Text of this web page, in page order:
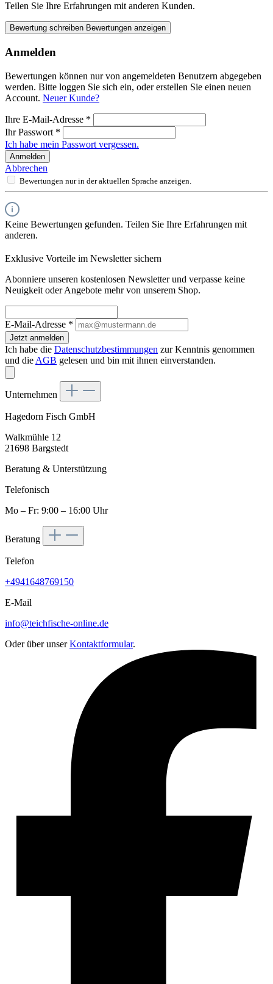
Teilen Sie Ihre Erfahrungen mit anderen Kunden.
Bewertung schreiben Bewertungen anzeigen
Anmelden
Bewertungen können nur von angemeldeten Benutzern abgegeben
werden. Bitte loggen Sie sich ein, oder erstellen Sie einen neuen
Account. Neuer Kunde?
Ihre E-Mail-Adresse *
Ihr Passwort *
Ich habe mein Passwort vergessen.
Anmelden
Abbrechen
Bewertungen nur in der aktuellen Sprache anzeigen.
Keine Bewertungen gefunden. Teilen Sie Ihre Erfahrungen mit
anderen.
Exklusive Vorteile im Newsletter sichern
Abonniere unseren kostenlosen Newsletter und verpasse keine
Neuigkeit oder Angebote mehr von unserem Shop.
E-Mail-Adresse *
Jetzt anmelden
Ich habe die Datenschutzbestimmungen zur Kenntnis genommen
und die AGB gelesen und bin mit ihnen einverstanden.
Unternehmen
Hagedorn Fisch GmbH
Walkmühle 12
21698 Bargstedt
Beratung & Unterstützung
Telefonisch
Mo – Fr: 9:00 – 16:00 Uhr
Beratung
Telefon
+4941648769150
E-Mail
info@teichfische-online.de
Oder über unserKontaktformular.